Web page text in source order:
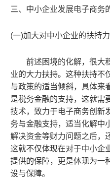
三、 中小企业发展电子商务
(一)加大对中小企业的扶持
前述困境的化解， 很大
业的大力扶持。这种扶持不
与政策的适当倾斜， 具体来
是税务金融的支持， 这就需
技术， 致力于电子商务创新
务与金融支持， 适当化解中
解决资金等财力问题之后，
这就不仅体现在对于中小企
提供的保障，
更是体现为一
设与保障。